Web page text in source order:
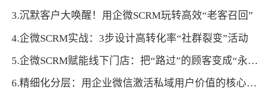
3.沉默客户大唤醒！用企微SCRM玩转高效“老客召回”
4.企微SCRM实战：3步设计高转化率“社群裂变”活动
5.企微SCRM赋能线下门店：把“路过”的顾客变成“永久”资产
6.精细化分层：用企业微信激活私域用户价值的核心策略